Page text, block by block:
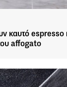
καυτό
affogato